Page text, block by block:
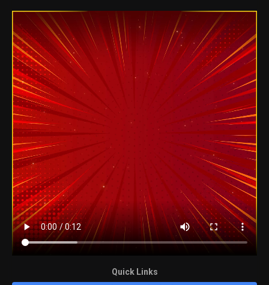
Quick Links